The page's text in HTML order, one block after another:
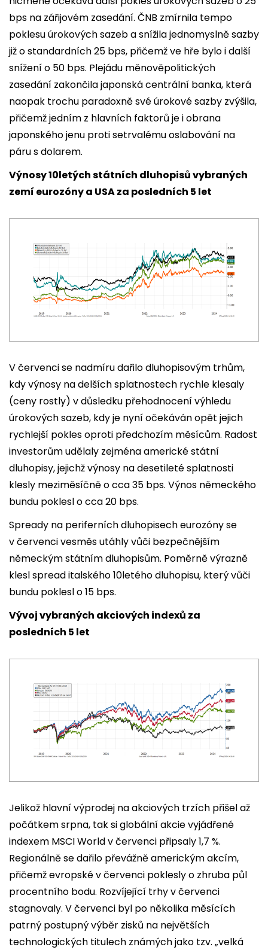
bps na zářijovém zasedání. ČNB zmírnila tempo
poklesu úrokových sazeb a snížila jednomyslně sazby
již o standardních 25 bps, přičemž ve hře bylo i další
snížení o 50 bps. Plejádu měnověpolitických
zasedání zakončila japonská centrální banka, která
naopak trochu paradoxně své úrokové sazby zvýšila,
přičemž jedním z hlavních faktorů je i obrana
japonského jenu proti setrvalému oslabování na
páru s dolarem.
Výnosy 10letých státních dluhopisů vybraných
zemí eurozóny a USA za posledních 5 let
V červenci se nadmíru dařilo dluhopisovým trhům,
kdy výnosy na delších splatnostech rychle klesaly
(ceny rostly) v důsledku přehodnocení výhledu
úrokových sazeb, kdy je nyní očekáván opět jejich
rychlejší pokles oproti předchozím měsícům. Radost
investorům udělaly zejména americké státní
dluhopisy, jejichž výnosy na desetileté splatnosti
klesly meziměsíčně o cca 35 bps. Výnos německého
bundu poklesl o cca 20 bps.
Spready na periferních dluhopisech eurozóny se
v červenci vesměs utáhly vůči bezpečnějším
německým státním dluhopisům. Poměrně výrazně
klesl spread italského 10letého dluhopisu, který vůči
bundu poklesl o 15 bps.
Vývoj vybraných akciových indexů za
posledních 5 let
Jelikož hlavní výprodej na akciových trzích přišel až
počátkem srpna, tak si globální akcie vyjádřené
indexem MSCI World v červenci připsaly 1,7 %.
Regionálně se dařilo převážně americkým akcím,
přičemž evropské v červenci poklesly o zhruba půl
procentního bodu. Rozvíjející trhy v červenci
stagnovaly. V červenci byl po několika měsících
patrný postupný výběr zisků na největších
technologických titulech známých jako tzv. „velká